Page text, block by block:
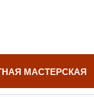
МАСТЕРСКАЯ